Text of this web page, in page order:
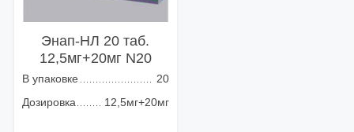
Энап-HЛ 20 таб.
12,5мг+20мг N20
В упаковке
20
Дозировка
12,5мг+20мг